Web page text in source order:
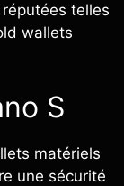
telles
wallets
S
matériels
une sécurité